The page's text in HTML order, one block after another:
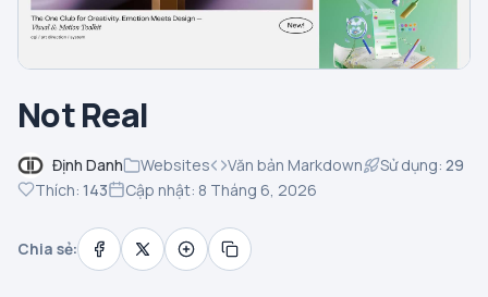
Not Real
Định Danh Websites Văn bản Markdown Sử dụng: 29
Thích: 143 Cập nhật: 8 Tháng 6, 2026
Chia sẻ: